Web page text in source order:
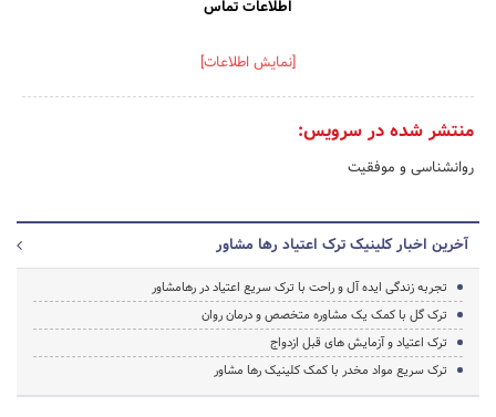
اطلاعات تماس
[نمایش اطلاعات]
منتشر شده در سرویس:
روانشناسی و موفقیت
آخرین اخبار کلینیک ترک اعتیاد رها مشاور
تجربه زندگی ایده آل و راحت با ترک سریع اعتیاد در رهامشاور
ترک گل با کمک یک مشاوره متخصص و درمان روان
ترک اعتیاد و آزمایش های قبل ازدواج
ترک سریع مواد مخدر با کمک کلینیک رها مشاور